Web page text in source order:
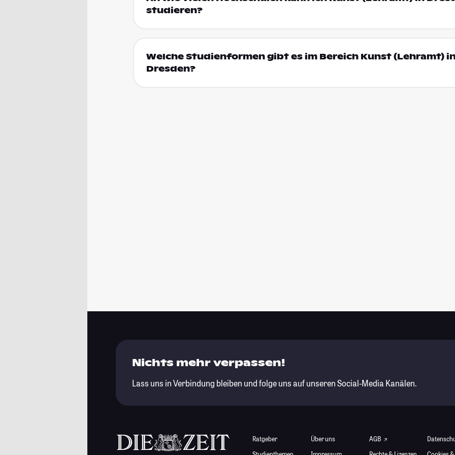
studieren?
Welche Studienformen gibt es im Bereich Kunst (Lehramt)
Dresden?
Nichts mehr verpassen!
Lass uns in Verbindung bleiben und folge uns auf unseren Social-Media Kanälen.
Ratgeber
Über uns
AGB